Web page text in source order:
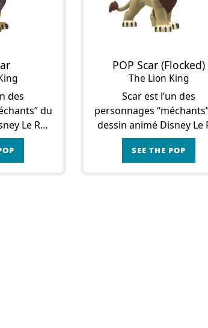
des
du
Le Roi
POP Scar (Flocked)
The Lion King
Scar est l’un des
personnages
dessin animé Disney Le
Lion. Ce film d’animation
avec ses musiques
SEE THE POP